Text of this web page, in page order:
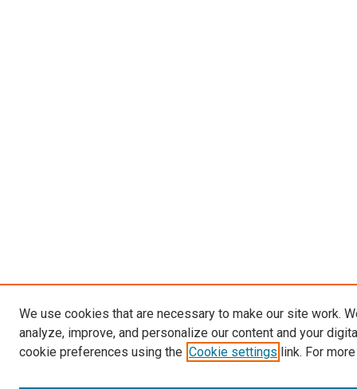
We use cookies that are necessary to make our site work.
analyze, improve, and personalize our content and your
cookie preferences using the Cookie settings link. For